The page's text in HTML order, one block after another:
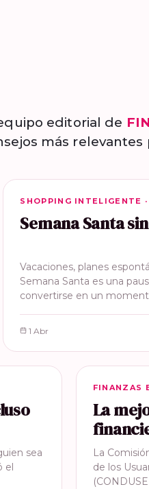
editorial de
más
SHOPPING INTELIGENTE
SHOPPING INTELIGENTE
Semana Santa
Vacaciones, planes
Semana Santa es una
convertirse en un
1 Abr
sea
el
FINANZAS
FINANZAS
La
La
de los